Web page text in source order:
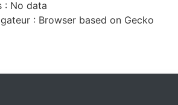
: No data
: Browser based on Gecko